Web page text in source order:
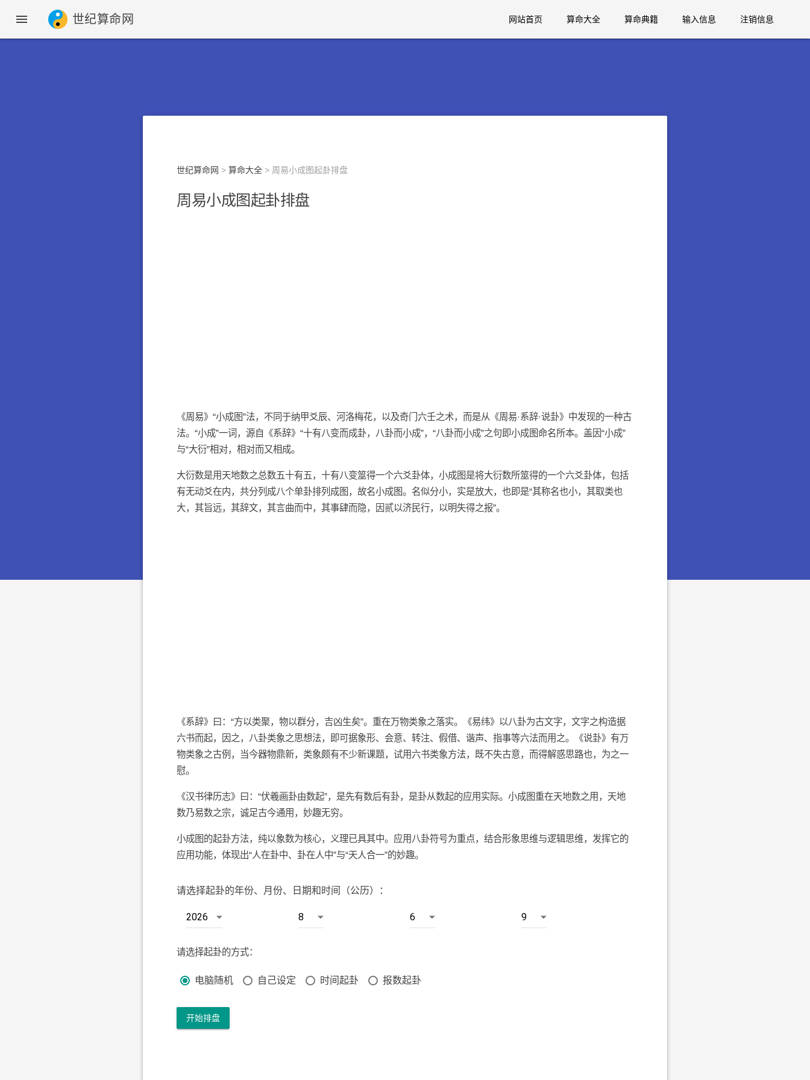
 世纪算命网 网站首页 算命大全 算命典籍 输入信息 注销信息
世纪算命网 >算命大全 > 周易小成图起卦排盘
周易小成图起卦排盘
《周易》“小成图”法，不同于纳甲爻辰、河洛梅花，以及奇门六壬之术，而是从《周易·系辞·说卦》中发现的一种古
法。“小成”一词，源自《系辞》“十有八变而成卦，八卦而小成”，“八卦而小成”之句即小成图命名所本。盖因“小成”
与“大衍”相对，相对而又相成。
大衍数是用天地数之总数五十有五，十有八变筮得一个六爻卦体，小成图是将大衍数所筮得的一个六爻卦体，包括
有无动爻在内，共分列成八个单卦排列成图，故名小成图。名似分小，实是放大，也即是“其称名也小，其取类也
大，其旨远，其辞文，其言曲而中，其事肆而隐，因贰以济民行，以明失得之报”。
《系辞》曰：“方以类聚，物以群分，吉凶生矣”。重在万物类象之落实。《易纬》以八卦为古文字，文字之构造据
六书而起，因之，八卦类象之思想法，即可据象形、会意、转注、假借、谐声、指事等六法而用之。《说卦》有万
物类象之古例，当今器物鼎新，类象颇有不少新课题，试用六书类象方法，既不失古意，而得解惑思路也，为之一
慰。
《汉书律历志》曰：“伏羲画卦由数起”，是先有数后有卦，是卦从数起的应用实际。小成图重在天地数之用，天地
数乃易数之宗，诚足古今通用，妙趣无穷。
小成图的起卦方法，纯以象数为核心，义理已具其中。应用八卦符号为重点，结合形象思维与逻辑思维，发挥它的
应用功能，体现出“人在卦中、卦在人中”与“天人合一”的妙趣。
请选择起卦的年份、月份、日期和时间（公历）：
请选择起卦的方式：
电脑随机 自己设定 时间起卦 报数起卦
开始排盘